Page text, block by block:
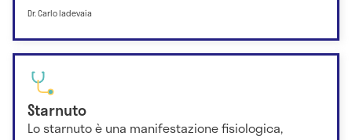
Dr. Carlo Iadevaia
Starnuto
Lo starnuto è una manifestazione fisiologica,